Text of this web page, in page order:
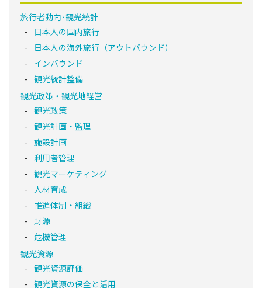
旅行者動向･観光統計
日本人の国内旅行
日本人の海外旅行（アウトバウンド）
インバウンド
観光統計整備
観光政策・観光地経営
観光政策
観光計画・監理
施設計画
利用者管理
観光マーケティング
人材育成
推進体制・組織
財源
危機管理
観光資源
観光資源評価
観光資源の保全と活用